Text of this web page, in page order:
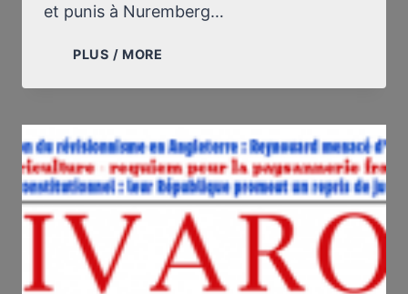
et punis à Nuremberg…
PLUS / MORE
DU
EN
FRANCE